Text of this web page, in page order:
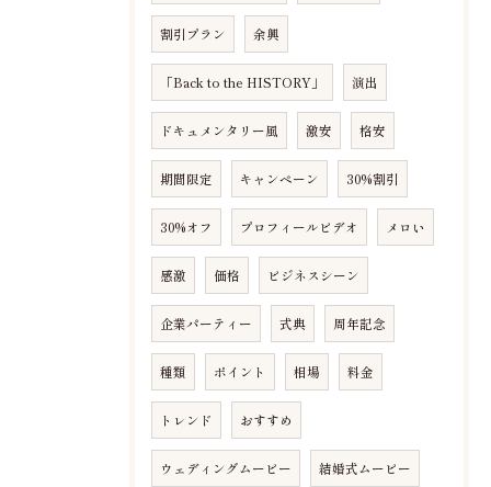
割引プラン 余興
「Back to the HISTORY」 演出
ドキュメンタリー風 激安 格安
期間限定 キャンペーン 30%割引
30%オフ プロフィールビデオ メロい
感激 価格 ビジネスシーン
企業パーティー 式典 周年記念
種類 ポイント 相場 料金
トレンド おすすめ
ウェディングムービー 結婚式ムービー